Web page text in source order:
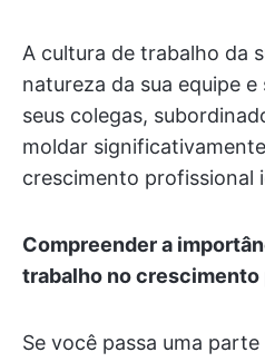
A cultura de trabalho da
natureza da sua equipe
seus colegas,
moldar
crescimento profissional
Compreender a
trabalho no
Se você passa uma